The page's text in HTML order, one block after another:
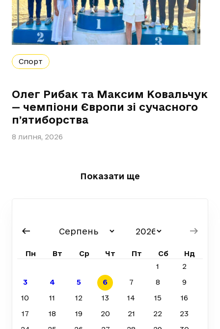
Спорт
Олег Рибак та Максим Ковальчук
— чемпіони Європи зі сучасного
пʼятиборства
8 липня, 2026
Показати ще
Пн Вт Ср Чт Пт Сб
Нд
1
2
3
4 5 6 7 8
9
10
11 12 13 14 15
16
17
18 19 20 21 22
23